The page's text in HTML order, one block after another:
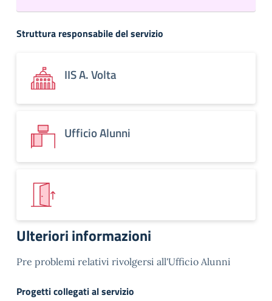
Struttura responsabile del servizio
IIS A. Volta
Ufficio Alunni
Ulteriori informazioni
Pre problemi relativi rivolgersi all'Ufficio Alunni
Progetti collegati al servizio